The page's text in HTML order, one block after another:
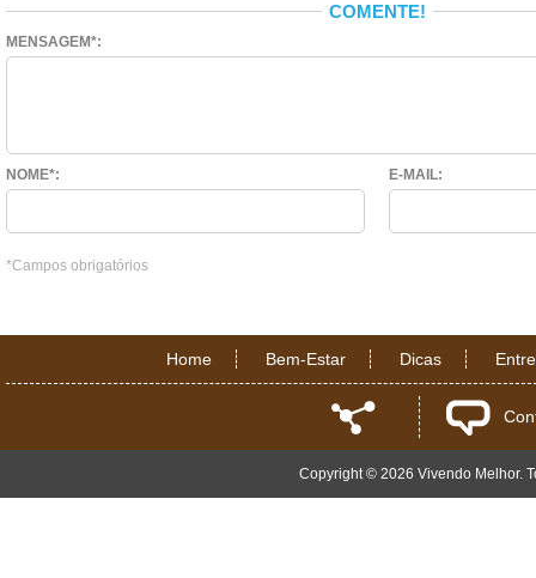
COMENTE!
MENSAGEM*:
NOME*: E-MAIL:
*Campos obrigatórios
Home Bem-Estar Dicas
Copyright © 2026 Vivendo Melhor.